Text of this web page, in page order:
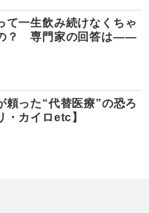
て一生飲み続けなくちゃ
？ 専門家の回答は――
頼った“代替医療”の恐ろ
・カイロetc】